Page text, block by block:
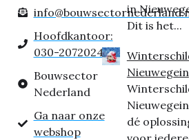
Hoofdkantoor:
030-2072024
Bouwsector
Nederland
Ga naar onze
webshop
in
Dit is het...
Nieuwegein
dé